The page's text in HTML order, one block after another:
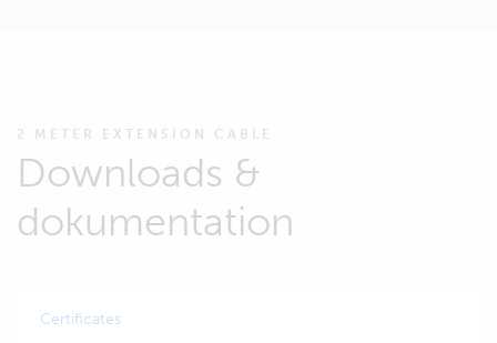
2 METER EXTENSION CABLE
Downloads &
dokumentation
Certificates